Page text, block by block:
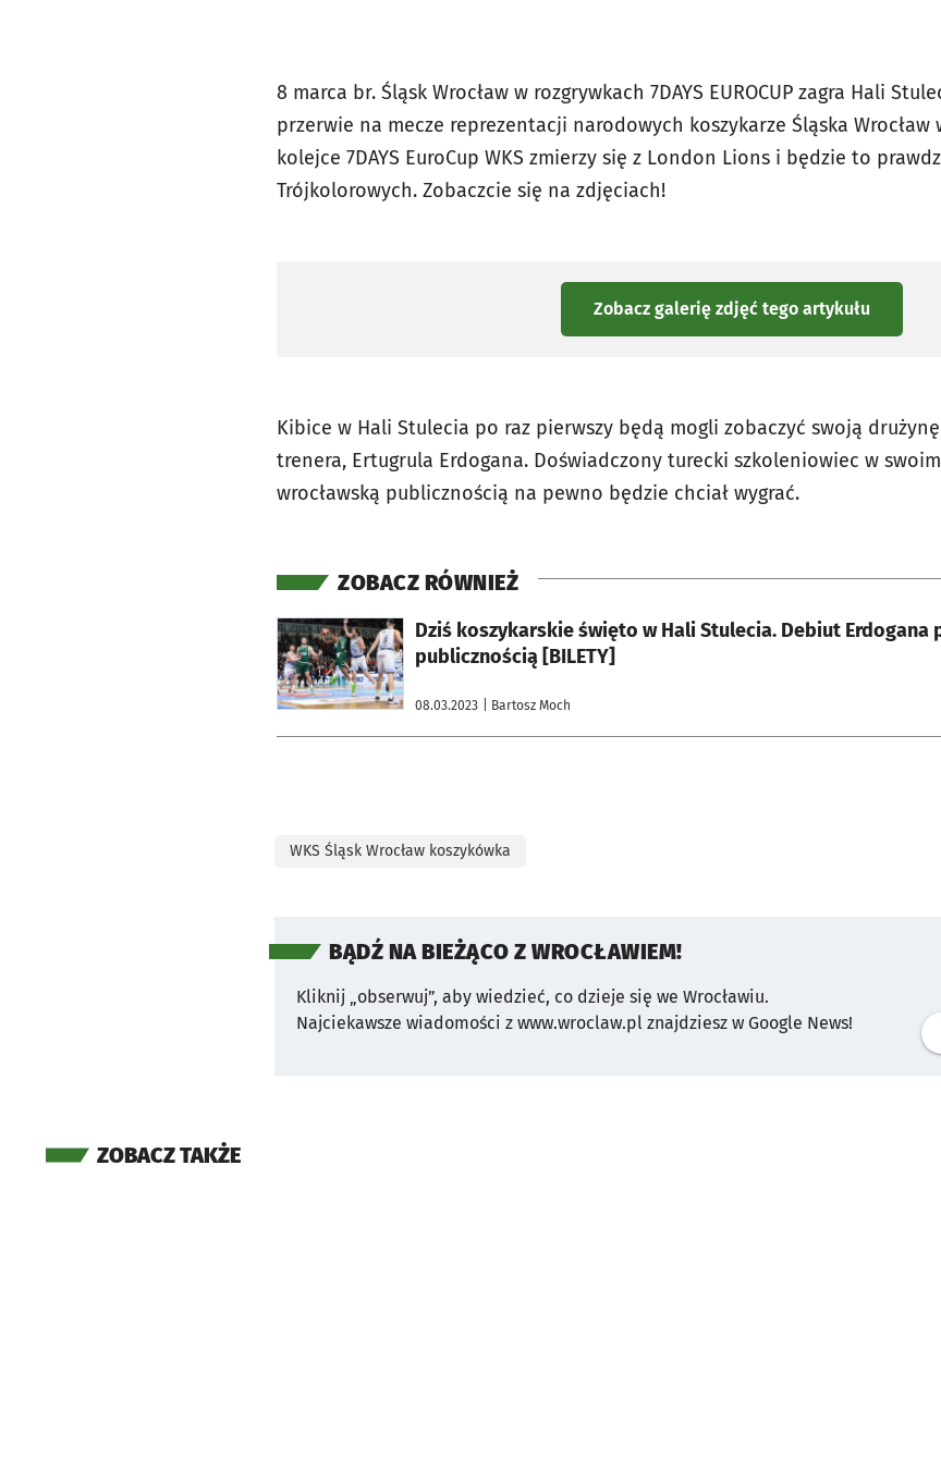
8 marca br. Śląsk Wrocław w rozgrywkach 7DAYS EUROCUP zagra Hali
przerwie na mecze reprezentacji narodowych koszykarze Śląska Wrocław
kolejce 7DAYS EuroCup WKS zmierzy się z London Lions i będzie to
Trójkolorowych. Zobaczcie się na zdjęciach!
Zobacz galerię zdjęć tego artykułu
Kibice w Hali Stulecia po raz pierwszy będą mogli zobaczyć swoją
trenera, Ertugrula Erdogana. Doświadczony turecki szkoleniowiec w
wrocławską publicznością na pewno będzie chciał wygrać.
ZOBACZ RÓWNIEŻ
Dziś koszykarskie święto w Hali Stulecia. Debiut Erdogana
publicznością [BILETY]
08.03.2023 | Bartosz Moch
otworzy się w nowej karcie
WKS Śląsk Wrocław koszykówka
BĄDŹ NA BIEŻĄCO Z WROCŁAWIEM!
Kliknij „obserwuj”, aby wiedzieć, co dzieje się we Wrocławiu.
Najciekawsze wiadomości z www.wroclaw.pl znajdziesz w Google News!
ZOBACZ TAKŻE